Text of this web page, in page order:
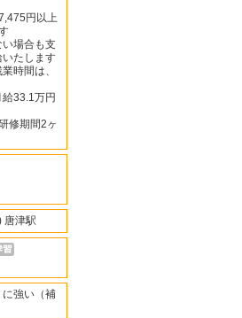
円以上
場合も支
いたします
時間は、
33.1万円
修期間2ヶ
唐津駅
に強い（補